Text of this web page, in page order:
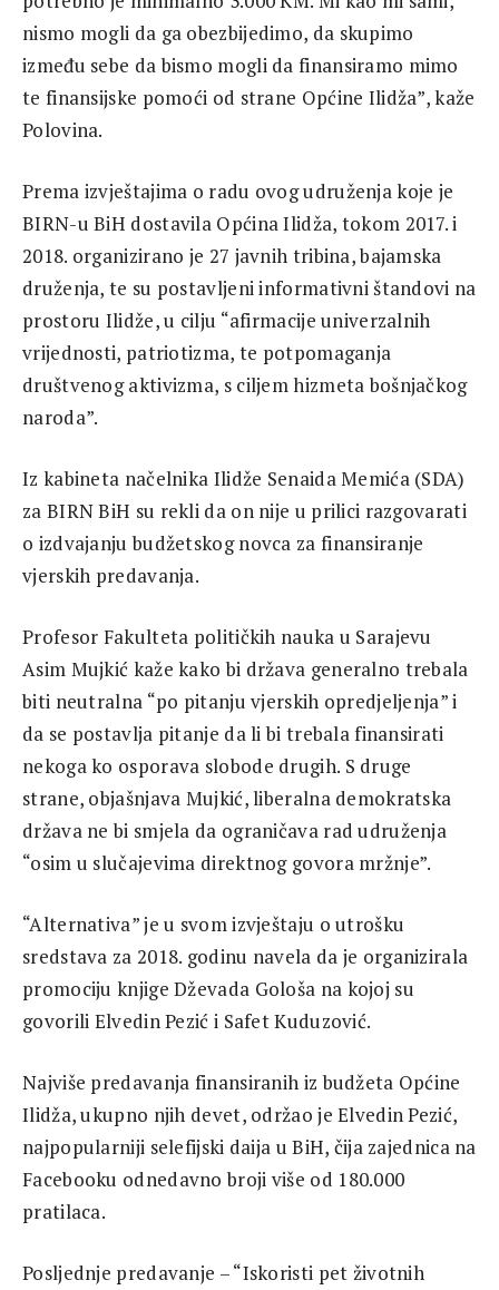
nismo mogli da ga obezbijedimo, da skupimo
između sebe da bismo mogli da finansiramo mimo
te finansijske pomoći od strane Općine Ilidža”, kaže
Polovina.
Prema izvještajima o radu ovog udruženja koje je
BIRN-u BiH dostavila Općina Ilidža, tokom 2017. i
2018. organizirano je 27 javnih tribina, bajamska
druženja, te su postavljeni informativni štandovi na
prostoru Ilidže, u cilju “afirmacije univerzalnih
vrijednosti, patriotizma, te potpomaganja
društvenog aktivizma, s ciljem hizmeta bošnjačkog
naroda”.
Iz kabineta načelnika Ilidže Senaida Memića (SDA)
za BIRN BiH su rekli da on nije u prilici razgovarati
o izdvajanju budžetskog novca za finansiranje
vjerskih predavanja.
Profesor Fakulteta političkih nauka u Sarajevu
Asim Mujkić kaže kako bi država generalno trebala
biti neutralna “po pitanju vjerskih opredjeljenja” i
da se postavlja pitanje da li bi trebala finansirati
nekoga ko osporava slobode drugih. S druge
strane, objašnjava Mujkić, liberalna demokratska
država ne bi smjela da ograničava rad udruženja
“osim u slučajevima direktnog govora mržnje”.
“Alternativa” je u svom izvještaju o utrošku
sredstava za 2018. godinu navela da je organizirala
promociju knjige Dževada Gološa na kojoj su
govorili Elvedin Pezić i Safet Kuduzović.
Najviše predavanja finansiranih iz budžeta Općine
Ilidža, ukupno njih devet, održao je Elvedin Pezić,
najpopularniji selefijski daija u BiH, čija zajednica na
Facebooku odnedavno broji više od 180.000
pratilaca.
Posljednje predavanje – “Iskoristi pet životnih